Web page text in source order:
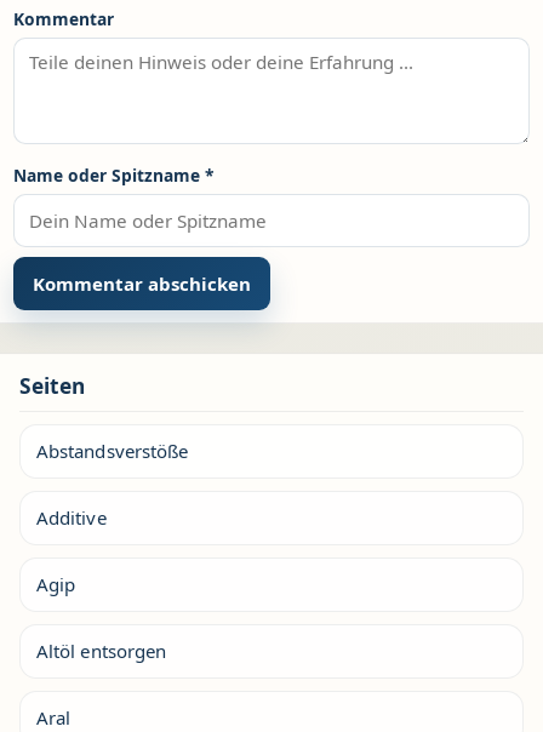
Kommentar
Name oder Spitzname *
Seiten
Abstandsverstöße
Additive
Agip
Altöl entsorgen
Aral